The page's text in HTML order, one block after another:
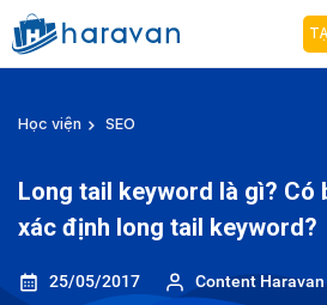
Học viện SEO
Long tail keyword là gì? Có
xác định long tail keyword?
25/05/2017 Content Haravan